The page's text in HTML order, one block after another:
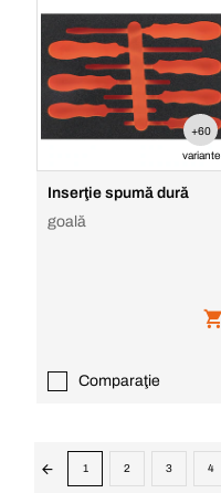
+60
variante
Inserţie spumă dură
goală
Comparaţie
1 2 3 4